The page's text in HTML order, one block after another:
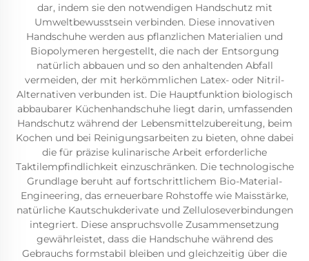
dar, indem sie den notwendigen Handschutz mit
Umweltbewusstsein verbinden. Diese innovativen
Handschuhe werden aus pflanzlichen Materialien und
Biopolymeren hergestellt, die nach der Entsorgung
natürlich abbauen und so den anhaltenden Abfall
vermeiden, der mit herkömmlichen Latex- oder Nitril-
Alternativen verbunden ist. Die Hauptfunktion biologisch
abbaubarer Küchenhandschuhe liegt darin, umfassenden
Handschutz während der Lebensmittelzubereitung, beim
Kochen und bei Reinigungsarbeiten zu bieten, ohne dabei
die für präzise kulinarische Arbeit erforderliche
Taktilempfindlichkeit einzuschränken. Die technologische
Grundlage beruht auf fortschrittlichem Bio-Material-
Engineering, das erneuerbare Rohstoffe wie Maisstärke,
natürliche Kautschukderivate und Zelluloseverbindungen
integriert. Diese anspruchsvolle Zusammensetzung
gewährleistet, dass die Handschuhe während des
Gebrauchs formstabil bleiben und gleichzeitig über die